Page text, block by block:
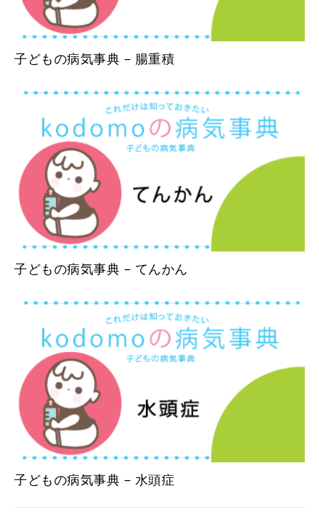
子どもの病気事典 – 腸重積
子どもの病気事典 – てんかん
子どもの病気事典 – 水頭症